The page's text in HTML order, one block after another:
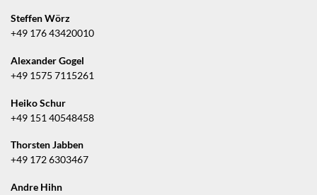
Steffen Wörz
+49 176 43420010
Alexander Gogel
+49 1575 7115261
Heiko Schur
+49 151 40548458
Thorsten Jabben
+49 172 6303467
Andre Hihn